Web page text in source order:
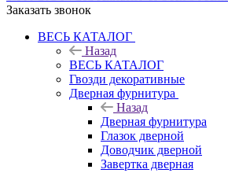
Заказать звонок
ВЕСЬ КАТАЛОГ
Назад
ВЕСЬ КАТАЛОГ
Гвозди декоративные
Дверная фурнитура
Назад
Дверная фурнитура
Глазок дверной
Доводчик дверной
Завертка дверная